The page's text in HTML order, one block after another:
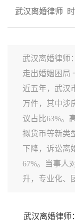
武汉离婚律师
武汉离婚律师
走出婚姻困局
近五年，武汉
万件，其中涉
议占比63%。
拟货币等新类
下降，诉讼离
67%。当事人
升，专业化、
武汉离婚律师